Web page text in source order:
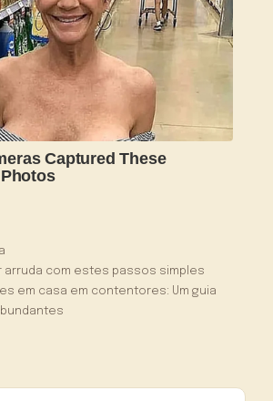
arruda com estes passos simples
em casa em contentores: Um guia